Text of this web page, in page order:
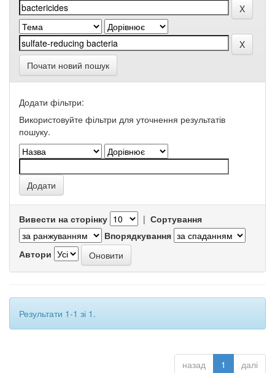
Почати новий пошук
Додати фільтри:
Використовуйте фільтри для уточнення результатів
пошуку.
Вивести на сторінку | Сортування
Впорядкування
Автори
Результати 1-1 зі 1.
назад 1 далі